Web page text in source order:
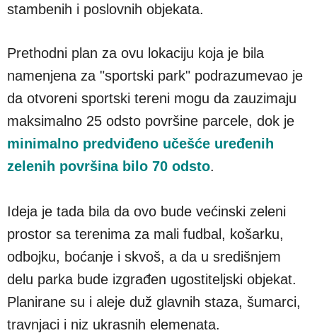
stambenih i poslovnih objekata.
Prethodni plan za ovu lokaciju koja je bila
namenjena za "sportski park" podrazumevao je
da otvoreni sportski tereni mogu da zauzimaju
maksimalno 25 odsto površine parcele, dok je
minimalno predviđeno učešće uređenih
zelenih površina bilo 70 odsto.
Ideja je tada bila da ovo bude većinski zeleni
prostor sa terenima za mali fudbal, košarku,
odbojku, boćanje i skvoš, a da u središnjem
delu parka bude izgrađen ugostiteljski objekat.
Planirane su i aleje duž glavnih staza, šumarci,
travnjaci i niz ukrasnih elemenata.